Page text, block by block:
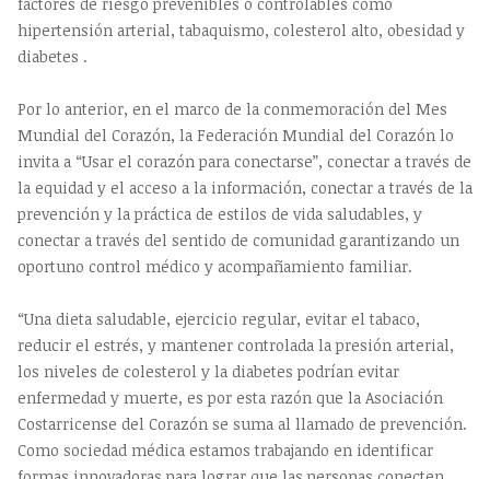
hipertensión arterial, tabaquismo, colesterol alto, obesidad y
diabetes .
Por lo anterior, en el marco de la conmemoración del Mes
Mundial del Corazón, la Federación Mundial del Corazón lo
invita a “Usar el corazón para conectarse”, conectar a través de
la equidad y el acceso a la información, conectar a través de la
prevención y la práctica de estilos de vida saludables, y
conectar a través del sentido de comunidad garantizando un
oportuno control médico y acompañamiento familiar.
“Una dieta saludable, ejercicio regular, evitar el tabaco,
reducir el estrés, y mantener controlada la presión arterial,
los niveles de colesterol y la diabetes podrían evitar
enfermedad y muerte, es por esta razón que la Asociación
Costarricense del Corazón se suma al llamado de prevención.
Como sociedad médica estamos trabajando en identificar